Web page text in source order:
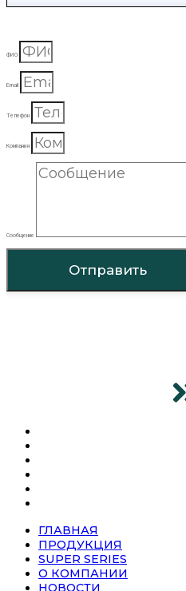
ФИО
Email
Телефон
Компания
Сообщение
Отправить
ГЛАВНАЯ
ПРОДУКЦИЯ
SUPER SERIES
О КОМПАНИИ
НОВОСТИ